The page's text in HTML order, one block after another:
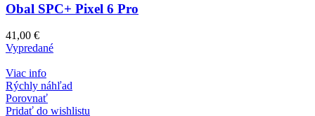
Obal SPC+ Pixel 6 Pro
41,00 €
Vypredané
Viac info
Rýchly náhľad
Porovnať
Pridať do wishlistu